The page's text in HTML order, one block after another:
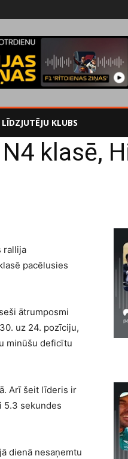
LĪDZJUTĒJU KLUBS
klasē,
rallija
pacēlusies
ātrumposmi
uz 24. pozīciju,
minūšu deficītu
Arī šeit līderis ir
5.3 sekundes
dienā nesaņemtu